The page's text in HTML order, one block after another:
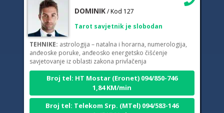
TEHNIKE:astrologija – natalna i horarna, numerologija,
anđeoske poruke, anđeosko energetsko čišćenje
savjetovanje iz oblasti zakona privlačenja
Broj tel: HT Mostar (Eronet) 094/850-746
1,84 KM/min
Broj tel: Telekom Srp. (MTel) 094/583-146
2,45 KM/min